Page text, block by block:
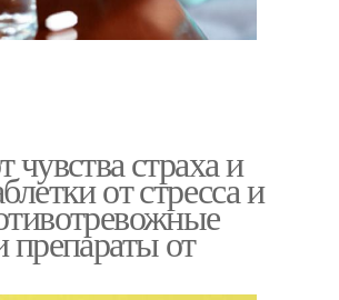
чувства страха и
от стресса и
препараты от